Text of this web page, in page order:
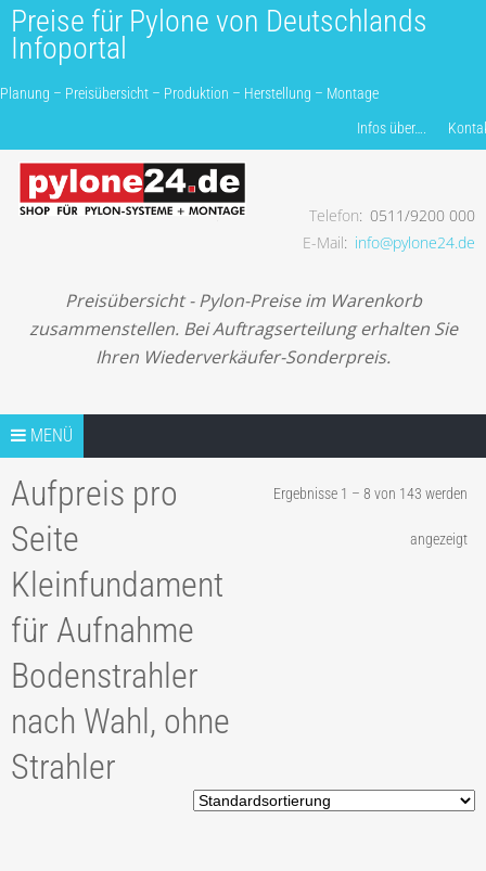
Preise für Pylone von Deutschlands
Infoportal
Planung – Preisübersicht – Produktion – Herstellung – Montage
Infos über….
Planung – Preisübersicht – Produktion – Herstellung –
Telefon 0511/9200 000
E-Mail
info@pylone24.de
Preisübersicht - Pylon-Preise im Warenkorb
zusammenstellen. Bei Auftragserteilung erhalten Sie
Ihren Wiederverkäufer-Sonderpreis.
Springe zum Inhalt
MENÜ
TIPPS
TIP1 PROJEKTANFRAGE
TIP2 PYLONANFRAGE
TIP3 PYLONLÖSUNGEN
TIP7 BAUANTRAG STATIK
TIP8 BESCHRIFTUNGEN
Aufpreis pro
Seite
Kleinfundament
für Aufnahme
Bodenstrahler
nach Wahl, ohne
Strahler
Ergebnisse 1 – 8 von 143 werden
angezeigt